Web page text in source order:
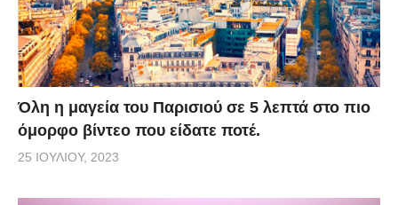
Όλη η μαγεία του Παρισιού σε 5 λεπτά στο πιο
όμορφο βίντεο που είδατε ποτέ.
25 ΙΟΥΛΊΟΥ, 2023